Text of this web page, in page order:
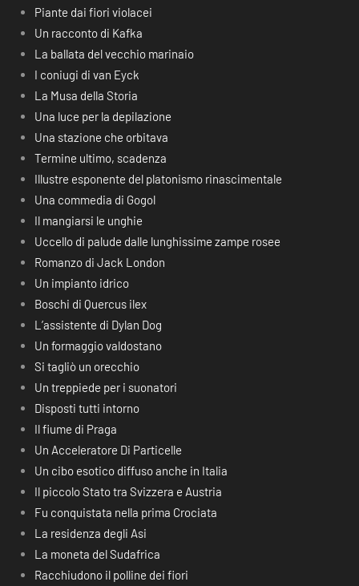
Piante dai fiori violacei
Un racconto di Kafka
La ballata del vecchio marinaio
I coniugi di van Eyck
La Musa della Storia
Una luce per la depilazione
Una stazione che orbitava
Termine ultimo, scadenza
Illustre esponente del platonismo rinascimentale
Una commedia di Gogol
Il mangiarsi le unghie
Uccello di palude dalle lunghissime zampe rosee
Romanzo di Jack London
Un impianto idrico
Boschi di Quercus ilex
L’assistente di Dylan Dog
Un formaggio valdostano
Si tagliò un orecchio
Un treppiede per i suonatori
Disposti tutti intorno
Il fiume di Praga
Un Acceleratore Di Particelle
Un cibo esotico diffuso anche in Italia
Il piccolo Stato tra Svizzera e Austria
Fu conquistata nella prima Crociata
La residenza degli Asi
La moneta del Sudafrica
Racchiudono il polline dei fiori